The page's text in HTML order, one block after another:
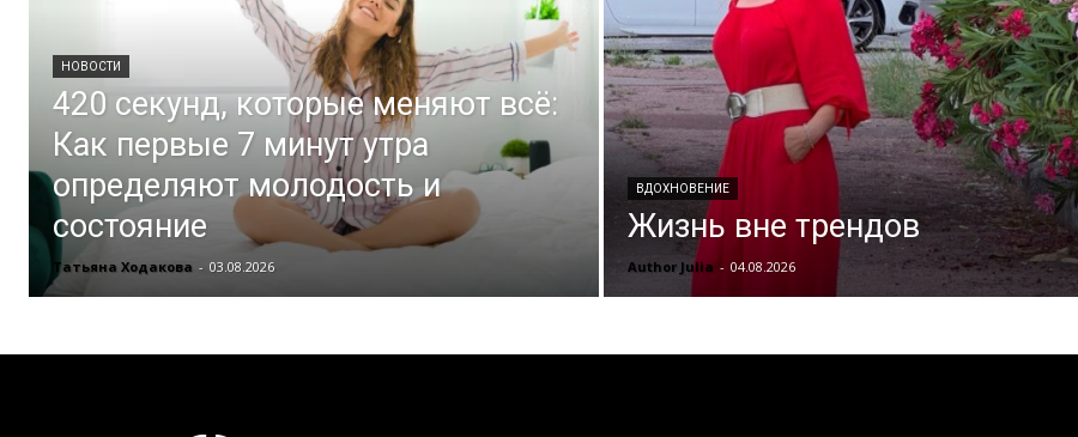
НОВОСТИ
420 секунд, которые меняют всё:
Как первые 7 минут утра
определяют молодость и
состояние
Татьяна Ходакова - 03.08.2026
ВДОХНОВЕНИЕ
Жизнь вне трендов
Author Julia - 04.08.2026